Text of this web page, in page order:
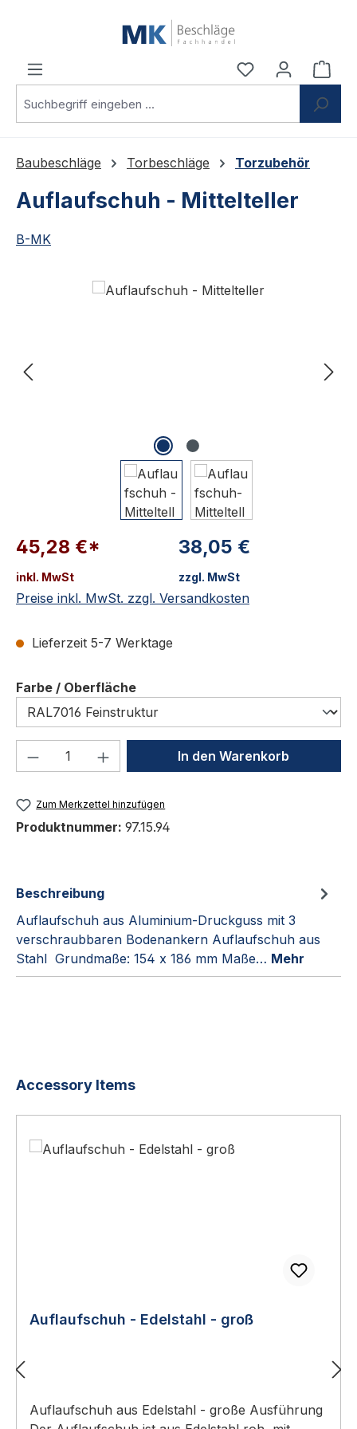
Du hast 0
Baubeschläge Torbeschläge Torzubehör
Auflaufschuh - Mittelteller
B-MK
45,28 €*
inkl. MwSt
38,05 €
zzgl. MwSt
Preise inkl. MwSt. zzgl. Versandkosten
Lieferzeit 5-7 Werktage
Farbe / Oberflächeauswählen
Produkt Anzahl: Gib denIn den Warenkorb
Zum Merkzettel hinzufügen
Produktnummer: 97.15.94
Beschreibung
Auflaufschuh aus Aluminium-Druckguss mit 3
verschraubbaren Bodenankern Auflaufschuh aus
Stahl Grundmaße: 154 x 186 mm Maße… Mehr
Produktgalerie überspringen
Accessory Items
Auflaufschuh - Edelstahl - groß
Auflaufschuh aus Edelstahl - große Ausführung